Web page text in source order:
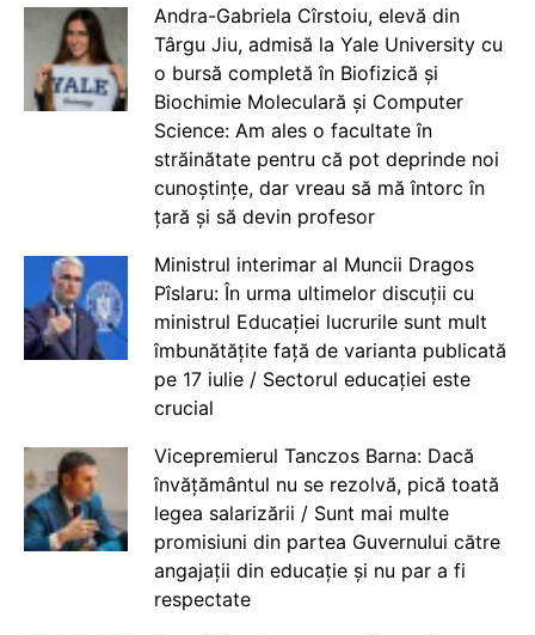
Andra-Gabriela Cîrstoiu, elevă din
Târgu Jiu, admisă la Yale University cu
o bursă completă în Biofizică și
Biochimie Moleculară și Computer
Science: Am ales o facultate în
străinătate pentru că pot deprinde noi
cunoștințe, dar vreau să mă întorc în
țară și să devin profesor
Ministrul interimar al Muncii Dragos
Pîslaru: În urma ultimelor discuții cu
ministrul Educației lucrurile sunt mult
îmbunătățite față de varianta publicată
pe 17 iulie / Sectorul educației este
crucial
Vicepremierul Tanczos Barna: Dacă
învățământul nu se rezolvă, pică toată
legea salarizării / Sunt mai multe
promisiuni din partea Guvernului către
angajații din educație și nu par a fi
respectate